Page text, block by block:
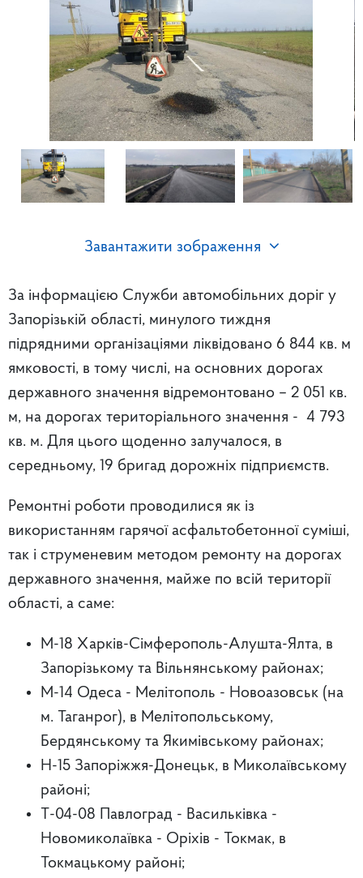
Завантажити зображення
За інформацією Служби автомобільних доріг у
Запорізькій області, минулого тиждня
підрядними організаціями ліквідовано 6 844 кв. м
ямковості, в тому числі, на основних дорогах
державного значення відремонтовано – 2 051 кв.
м, на дорогах територіального значення - 4 793
кв. м. Для цього щоденно залучалося, в
середньому, 19 бригад дорожніх підприємств.
Ремонтні роботи проводилися як із
використанням гарячої асфальтобетонної суміші,
так і струменевим методом ремонту на дорогах
державного значення, майже по всій території
області, а саме:
М-18 Харків-Сімферополь-Алушта-Ялта, в
Запорізькому та Вільнянському районах;
М-14 Одеса - Мелітополь - Новоазовськ (на
м. Таганрог), в Мелітопольському,
Бердянському та Якимівському районах;
Н-15 Запоріжжя-Донецьк, в Миколаївському
районі;
Т-04-08 Павлоград - Васильківка -
Новомиколаївка - Оріхів - Токмак, в
Токмацькому районі;